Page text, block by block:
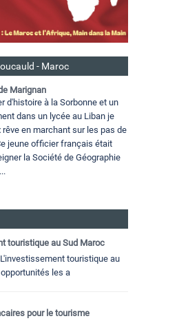
- Maroc
Marignan
d'histoire à la Sorbonne et un
dans un lycée au Liban je
rêve en marchant sur les pas de
jeune officier français était
la Société de Géographie
touristique au Sud Maroc
touristique au
les a
pour le tourisme